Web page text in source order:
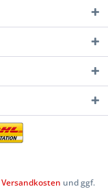
Versandkosten und ggf.